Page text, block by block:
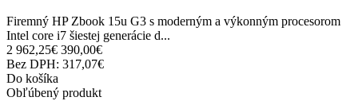
Firemný HP Zbook 15u G3 s moderným a výkonným procesorom
Intel core i7 šiestej generácie d...
2 962,25€ 390,00€
Bez DPH: 317,07€
Do košíka
Obľúbený produkt